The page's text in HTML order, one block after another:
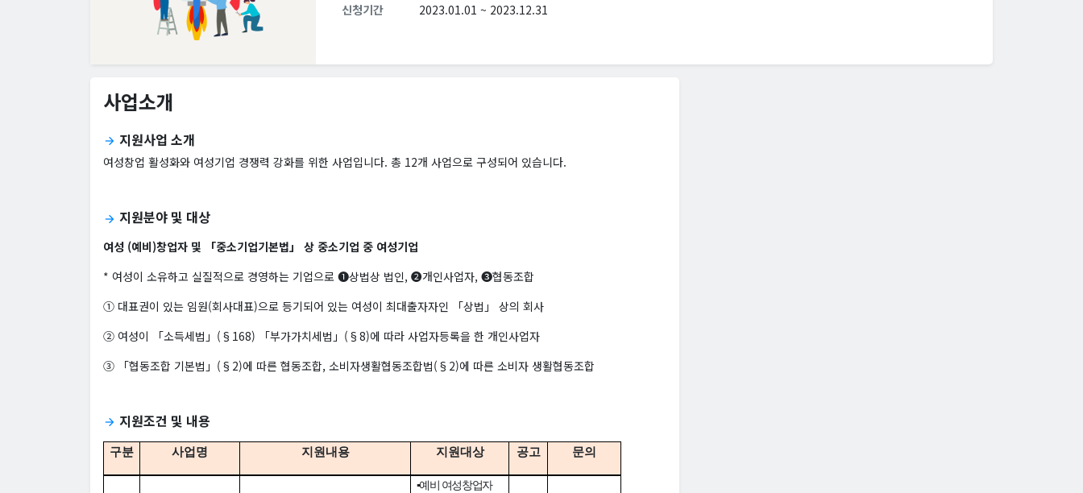
신청기간
2023.01.01 ~ 2023.12.31
사업소개
arrow_forward 지원사업 소개
여성창업 활성화와 여성기업 경쟁력 강화를 위한 사업입니다. 총 12개 사업으로 구성되어 있습니다.
arrow_forward 지원분야 및 대상
여성 (예비)창업자 및 「중소기업기본법」 상 중소기업 중 여성기업
* 여성이 소유하고 실질적으로 경영하는 기업으로 ➊상법상 법인, ➋개인사업자, ➌협동조합
① 대표권이 있는 임원(회사대표)으로 등기되어 있는 여성이 최대출자자인 「상법」 상의 회사
② 여성이 「소득세법」(§168) 「부가가치세법」(§8)에 따라 사업자등록을 한 개인사업자
③ 「협동조합 기본법」(§2)에 따른 협동조합, 소비자생활협동조합법(§2)에 따른 소비자 생활협동조합
arrow_forward 지원조건 및 내용
구분 사업명 지원내용 지원대상 공고 문의
▪예비 여성창업자